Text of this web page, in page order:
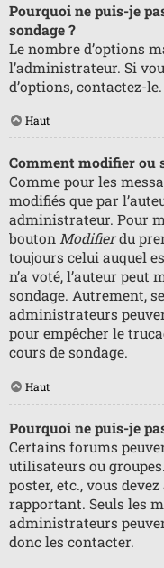
Pourquoi ne puis-je
sondage ?
Le nombre d’options
l’administrateur. Si
d’options, contactez-le.
Haut
Comment modifier ou
Comme pour les
modifiés que par
administrateur. Pour
bouton Modifierdu
toujours celui auquel
n’a voté, l’auteur
sondage. Autrement,
administrateurs
pour empêcher le
cours de sondage.
Haut
Pourquoi ne puis-je
Certains forums
utilisateurs ou
poster, etc., vous
rapportant. Seuls les
administrateurs
donc les contacter.